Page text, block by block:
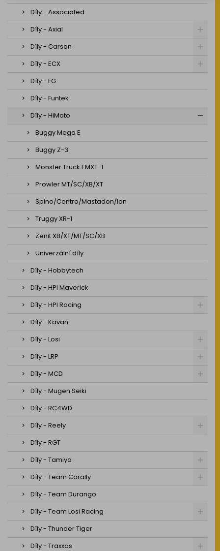
Díly - Associated
Díly - Axial
Díly - Carson
Díly - ECX
Díly - FG
Díly - Funtek
Díly - HiMoto
Buggy Mega E
Buggy Z-3
Monster Truck EMXT-1
Prowler MT/SC/XB/XT
Spino/Centro/Mastadon/Ion
Truggy XR-1
Zenit XB/XT/MT/SC/XB
Univerzální díly
Díly - Hobbytech
Díly - HPI Maverick
Díly - HPI Racing
Díly - Kavan
Díly - Losi
Díly - LRP
Díly - MCD
Díly - Mugen Seiki
Díly - RC4WD
Díly - Reely
Díly - RGT
Díly - Tamiya
Díly - Team Corally
Díly - Team Durango
Díly - Team Losi Racing
Díly - Thunder Tiger
Díly - Traxxas